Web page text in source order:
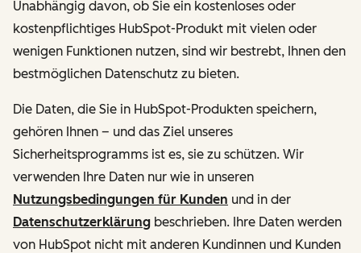
Unabhängig davon, ob Sie ein kostenloses oder
kostenpflichtiges HubSpot-Produkt mit vielen oder
wenigen Funktionen nutzen, sind wir bestrebt, Ihnen den
bestmöglichen Datenschutz zu bieten.
Die Daten, die Sie in HubSpot-Produkten speichern,
gehören Ihnen – und das Ziel unseres
Sicherheitsprogramms ist es, sie zu schützen. Wir
verwenden Ihre Daten nur wie in unseren
Nutzungsbedingungen für Kunden und in der
Datenschutzerklärung beschrieben. Ihre Daten werden
von HubSpot nicht mit anderen Kundinnen und Kunden